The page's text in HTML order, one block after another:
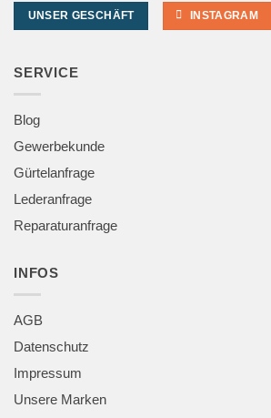
UNSER GESCHÄFT INSTAGRAM
SERVICE
Blog
Gewerbekunde
Gürtelanfrage
Lederanfrage
Reparaturanfrage
INFOS
AGB
Datenschutz
Impressum
Unsere Marken